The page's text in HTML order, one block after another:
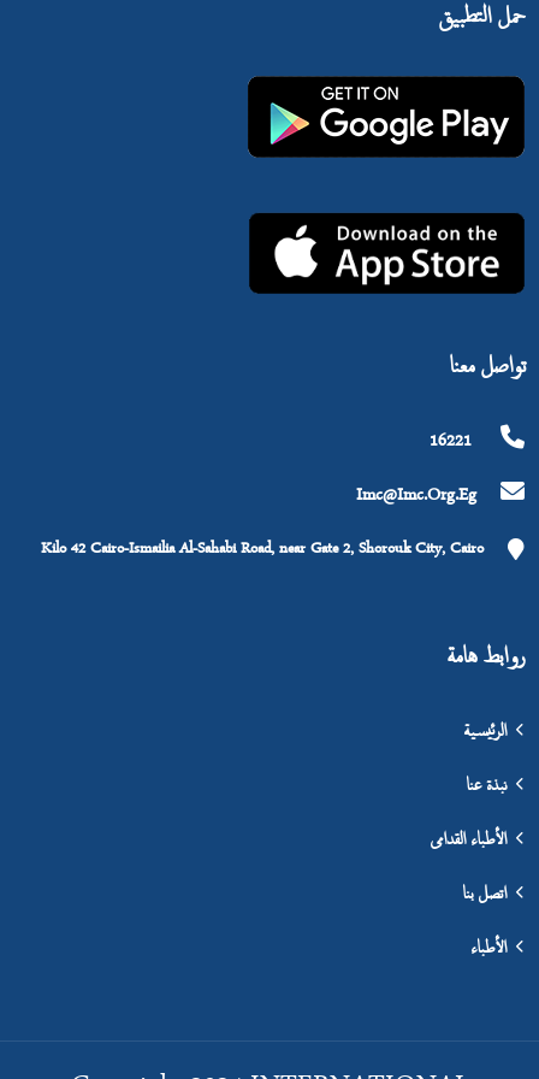
حمل التطبيق
تواصل معنا
16221
Imc@imc.org.eg
Kilo 42 Cairo-Ismailia Al-Sahabi Road, near Gate 2, Shorouk City, Cairo
روابط هامة
الرئيسية
نبذة عنا
الأطباء القدامى
اتصل بنا
الأطباء